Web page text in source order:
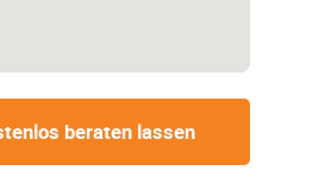
beraten lassen